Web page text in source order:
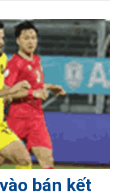
bán kết